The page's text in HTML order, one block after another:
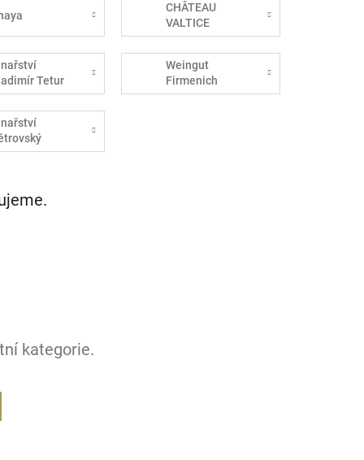
CHÂTEAU
VALTICE
Tetur
Weingut
Firmenich
kategorie.